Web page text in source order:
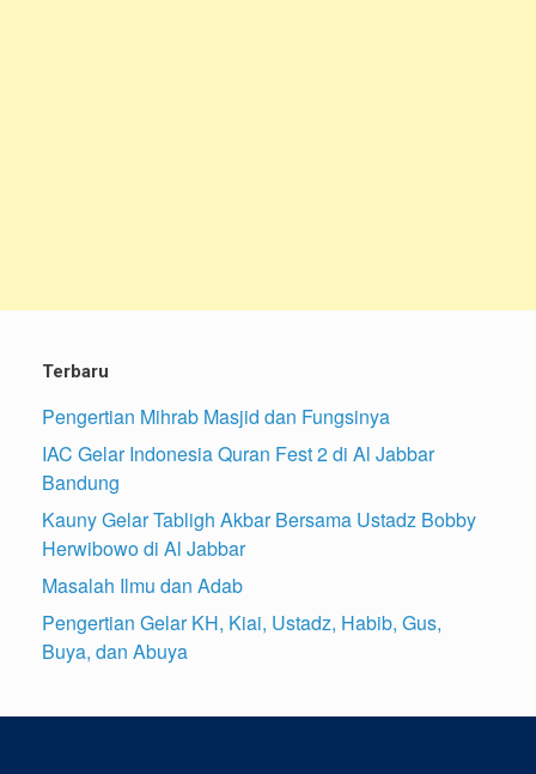
Terbaru
Pengertian Mihrab Masjid dan Fungsinya
IAC Gelar Indonesia Quran Fest 2 di Al Jabbar
Bandung
Kauny Gelar Tabligh Akbar Bersama Ustadz Bobby
Herwibowo di Al Jabbar
Masalah Ilmu dan Adab
Pengertian Gelar KH, Kiai, Ustadz, Habib, Gus,
Buya, dan Abuya